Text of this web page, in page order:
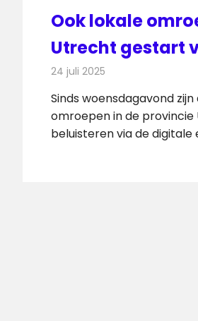
Ook lokale
Utrecht gestart
24 juli 2025
Sinds woensdagavond
omroepen in de
beluisteren via de digitale